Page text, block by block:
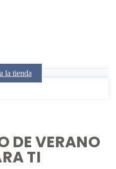
la tienda
DE VERANO
TI